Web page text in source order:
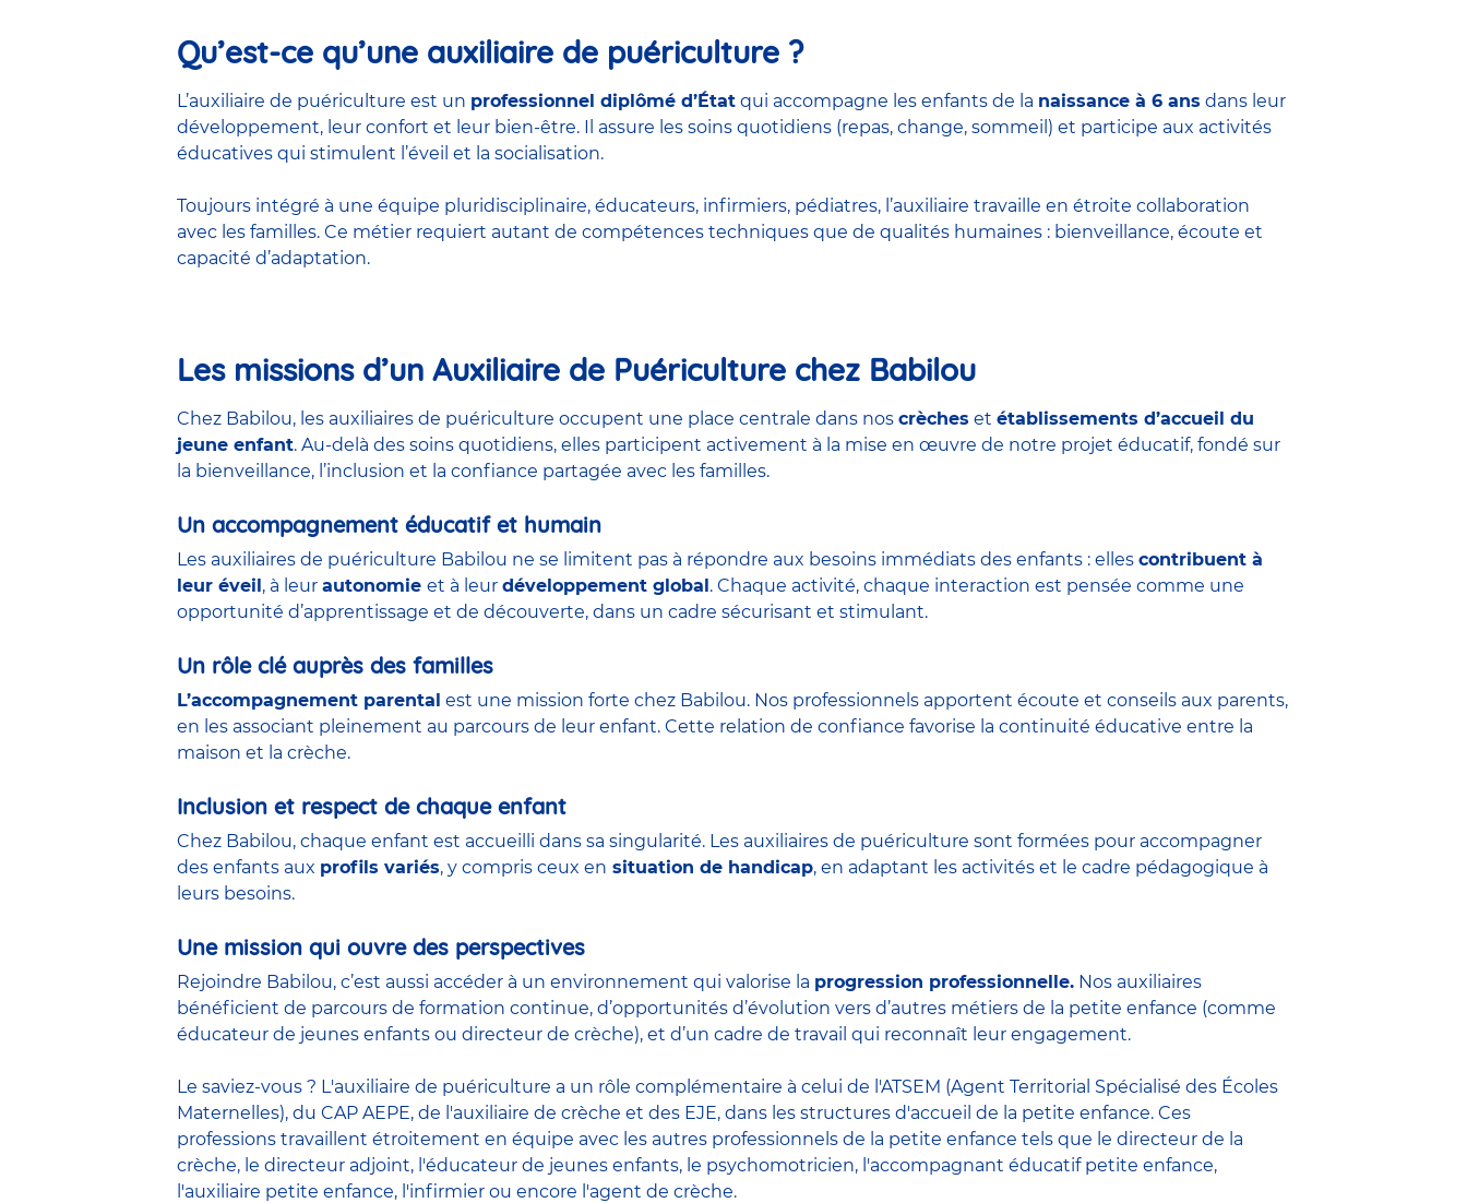
Qu’est-ce qu’une auxiliaire de puériculture ?
L’auxiliaire de puériculture est un professionnel diplômé d’État qui accompagne les enfants de la naissance à 6 ans dans leur
développement, leur confort et leur bien-être. Il assure les soins quotidiens (repas, change, sommeil) et participe aux activités
éducatives qui stimulent l’éveil et la socialisation.
Toujours intégré à une équipe pluridisciplinaire, éducateurs, infirmiers, pédiatres, l’auxiliaire travaille en étroite collaboration
avec les familles. Ce métier requiert autant de compétences techniques que de qualités humaines : bienveillance, écoute et
capacité d’adaptation.
Les missions d’un Auxiliaire de Puériculture chez Babilou
Chez Babilou, les auxiliaires de puériculture occupent une place centrale dans nos crèches et établissements d’accueil du
jeune enfant. Au-delà des soins quotidiens, elles participent activement à la mise en œuvre de notre projet éducatif, fondé sur
la bienveillance, l’inclusion et la confiance partagée avec les familles.
Un accompagnement éducatif et humain
Les auxiliaires de puériculture Babilou ne se limitent pas à répondre aux besoins immédiats des enfants : elles contribuent à
leur éveil, à leur autonomie et à leur développement global. Chaque activité, chaque interaction est pensée comme une
opportunité d’apprentissage et de découverte, dans un cadre sécurisant et stimulant.
Un rôle clé auprès des familles
L’accompagnement parental est une mission forte chez Babilou. Nos professionnels apportent écoute et conseils aux parents,
en les associant pleinement au parcours de leur enfant. Cette relation de confiance favorise la continuité éducative entre la
maison et la crèche.
Inclusion et respect de chaque enfant
Chez Babilou, chaque enfant est accueilli dans sa singularité. Les auxiliaires de puériculture sont formées pour accompagner
des enfants aux profils variés, y compris ceux en situation de handicap, en adaptant les activités et le cadre pédagogique à
leurs besoins.
Une mission qui ouvre des perspectives
Rejoindre Babilou, c’est aussi accéder à un environnement qui valorise la progression professionnelle. Nos auxiliaires
bénéficient de parcours de formation continue, d’opportunités d’évolution vers d’autres métiers de la petite enfance (comme
éducateur de jeunes enfants ou directeur de crèche), et d’un cadre de travail qui reconnaît leur engagement.
Le saviez-vous ? L'auxiliaire de puériculture a un rôle complémentaire à celui de l'ATSEM (Agent Territorial Spécialisé des Écoles
Maternelles), du CAP AEPE, de l'auxiliaire de crèche et des EJE, dans les structures d'accueil de la petite enfance. Ces
professions travaillent étroitement en équipe avec les autres professionnels de la petite enfance tels que le directeur de la
crèche, le directeur adjoint, l'éducateur de jeunes enfants, le psychomotricien, l'accompagnant éducatif petite enfance,
l'auxiliaire petite enfance, l'infirmier ou encore l'agent de crèche.